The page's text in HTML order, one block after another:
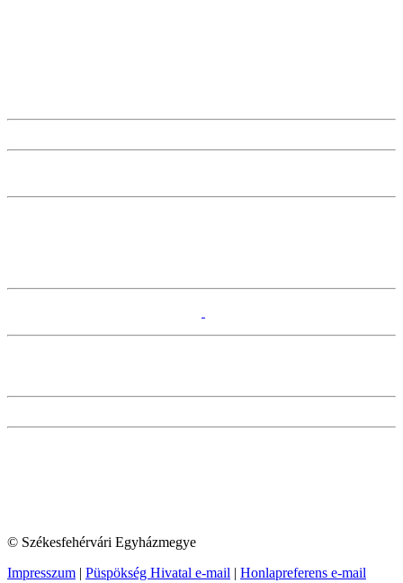
© Székesfehérvári Egyházmegye
Impresszum | Püspökség Hivatal e-mail | Honlapreferens e-mail